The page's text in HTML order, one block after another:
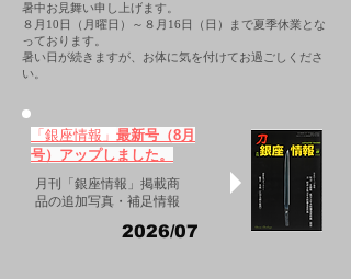
暑中お見舞い申し上げます。
８月10日（月曜日）～８月16日（日）まで夏季休業とな
っております。
​暑い日が続きますが、お体に気を付けてお過ごしくださ
い。
「銀座情報」 最新号（8月
号）アップしました。
月刊「銀座情報」掲載商
品の追加写真・補足情報
2026/07